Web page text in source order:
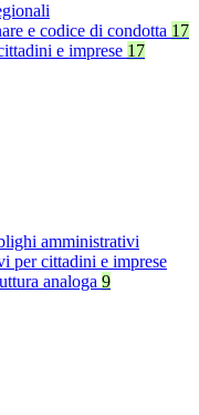
e codice di condotta 17
e imprese 17
amministrativi
per cittadini e imprese
analoga 9